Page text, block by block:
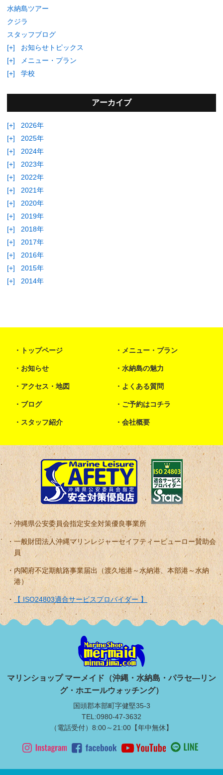
水納島ツアー
クジラ
スタッフブログ
[+]
お知らせトピックス
[+]
メニュー・プラン
[+]
学校
アーカイブ
[+]
2026年
[+]
2025年
[+]
2024年
[+]
2023年
[+]
2022年
[+]
2021年
[+]
2020年
[+]
2019年
[+]
2018年
[+]
2017年
[+]
2016年
[+]
2015年
[+]
2014年
トップページ メニュー・プラン
お知らせ 水納島の魅力
アクセス・地図 よくある質問
ブログ ご予約はコチラ
スタッフ紹介 会社概要
沖縄県公安委員会指定安全対策優良事業所
一般財団法人沖縄マリンレジャーセイフティービューロー賛助会
員
内閣府不定期航路事業届出（渡久地港～水納港、本部港～水納
港）
【 ISO24803適合サービスプロバイダー 】
マリンショップ マーメイド（沖縄・水納島・パラセ―リン
グ・ホエールウォッチング）
国頭郡本部町字健堅35-3
TEL:0980-47-3632
（電話受付）8:00～21:00【年中無休】